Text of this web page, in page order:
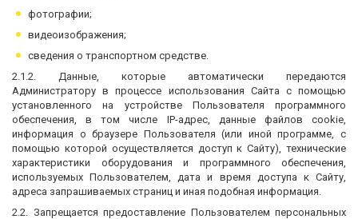
фотографии;
видеоизображения;
сведения о транспортном средстве.
2.1.2. Данные, которые автоматически передаются
Администратору в процессе использования Сайта с помощью
установленного на устройстве Пользователя программного
обеспечения, в том числе IP-адрес, данные файлов cookie,
информация о браузере Пользователя (или иной программе, с
помощью которой осуществляется доступ к Сайту), технические
характеристики оборудования и программного обеспечения,
используемых Пользователем, дата и время доступа к Сайту,
адреса запрашиваемых страниц и иная подобная информация.
2.2. Запрещается предоставление Пользователем персональных